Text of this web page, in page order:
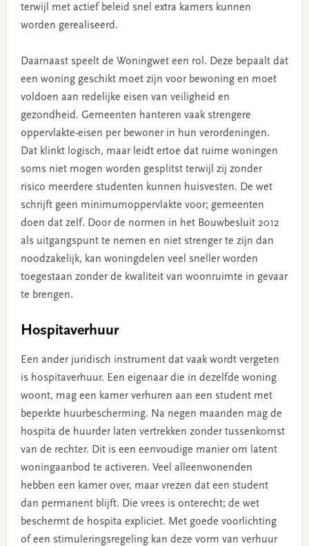
terwijl met actief beleid snel extra kamers kunnen
worden gerealiseerd.
Daarnaast speelt de Woningwet een rol. Deze bepaalt dat
een woning geschikt moet zijn voor bewoning en moet
voldoen aan redelijke eisen van veiligheid en
gezondheid. Gemeenten hanteren vaak strengere
oppervlakte-eisen per bewoner in hun verordeningen.
Dat klinkt logisch, maar leidt ertoe dat ruime woningen
soms niet mogen worden gesplitst terwijl zij zonder
risico meerdere studenten kunnen huisvesten. De wet
schrijft geen minimumoppervlakte voor; gemeenten
doen dat zelf. Door de normen in het Bouwbesluit 2012
als uitgangspunt te nemen en niet strenger te zijn dan
noodzakelijk, kan woningdelen veel sneller worden
toegestaan zonder de kwaliteit van woonruimte in gevaar
te brengen.
Hospitaverhuur
Een ander juridisch instrument dat vaak wordt vergeten
is hospitaverhuur. Een eigenaar die in dezelfde woning
woont, mag een kamer verhuren aan een student met
beperkte huurbescherming. Na negen maanden mag de
hospita de huurder laten vertrekken zonder tussenkomst
van de rechter. Dit is een eenvoudige manier om latent
woningaanbod te activeren. Veel alleenwonenden
hebben een kamer over, maar vrezen dat een student
dan permanent blijft. Die vrees is onterecht; de wet
beschermt de hospita expliciet. Met goede voorlichting
of een stimuleringsregeling kan deze vorm van verhuur